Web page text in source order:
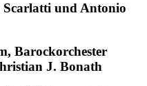
Scarlatti und Antonio
Barockorchester
J. Bonath